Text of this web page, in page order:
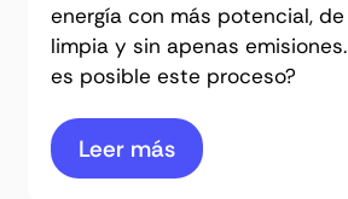
energía con más potencial,
limpia y sin apenas
es posible este proceso?
Leer más